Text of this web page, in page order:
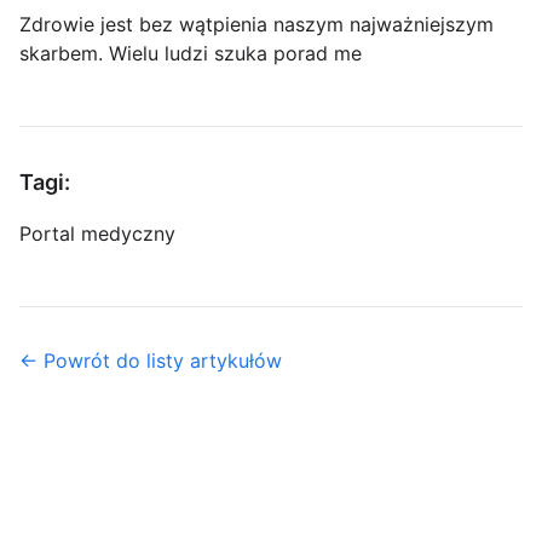
Zdrowie jest bez wątpienia naszym najważniejszym
skarbem. Wielu ludzi szuka porad me
Tagi:
Portal medyczny
← Powrót do listy artykułów